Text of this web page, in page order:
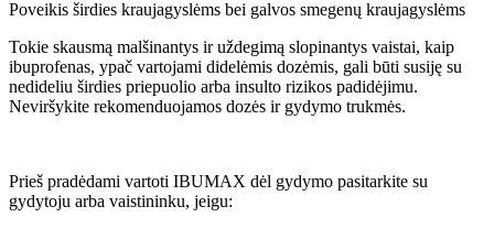
Poveikis širdies kraujagyslėms bei galvos smegenų kraujagyslėms
Tokie skausmą malšinantys ir uždegimą slopinantys vaistai, kaip
ibuprofenas, ypač vartojami didelėmis dozėmis, gali būti susiję su
nedideliu širdies priepuolio arba insulto rizikos padidėjimu.
Neviršykite rekomenduojamos dozės ir gydymo trukmės.
Prieš pradėdami vartoti IBUMAX dėl gydymo pasitarkite su
gydytoju arba vaistininku, jeigu: